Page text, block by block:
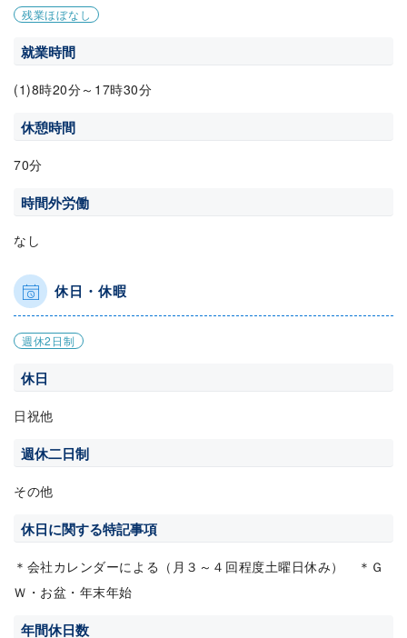
残業ほぼなし
就業時間
(1)8時20分～17時30分
休憩時間
70分
時間外労働
なし
休日・休暇
週休2日制
休日
日祝他
週休二日制
その他
休日に関する特記事項
＊会社カレンダーによる（月３～４回程度土曜日休み） ＊Ｇ
Ｗ・お盆・年末年始
年間休日数